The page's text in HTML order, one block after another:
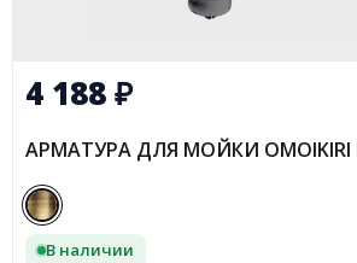
4 188₽
АРМАТУРА ДЛЯ МОЙКИ OMOIKIRI
В наличии